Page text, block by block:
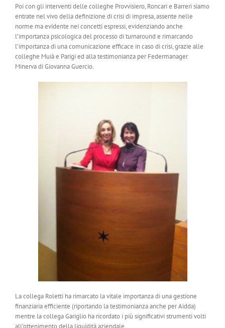
Poi con gli interventi delle colleghe Provvisiero, Roncari e Barreri siamo
entrate nel vivo della definizione di crisi di impresa, assente nelle
norme ma evidente nei concetti espressi, evidenziando anche
l’importanza psicologica del processo di turnaround e rimarcando
l’importanza di una comunicazione efficace in caso di crisi, grazie alle
colleghe Muià e Parigi ed alla testimonianza per Federmanager
Minerva di Giovanna Guercio.
La collega Roletti ha rimarcato la vitale importanza di una gestione
finanziaria efficiente (riportando la testimonianza anche per Aidda)
mentre la collega Gariglio ha ricordato i più significativi strumenti volti
all’ottenimento della liquidità aziendale.